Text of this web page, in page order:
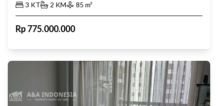
3 KT 2 KM 85 m²
Rp775.000.000